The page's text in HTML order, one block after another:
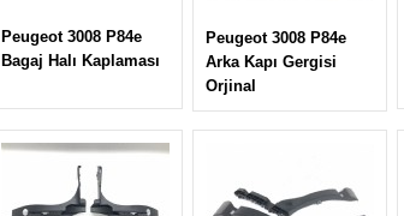
Peugeot 3008 P84e
Bagaj Halı Kaplaması
Peugeot 3008 P84e
Arka Kapı Gergisi
Orjinal